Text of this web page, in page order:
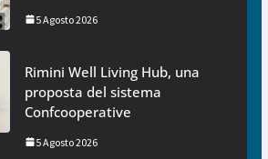
5 Agosto 2026
Rimini Well Living Hub, una
proposta del sistema
Confcooperative
5 Agosto 2026